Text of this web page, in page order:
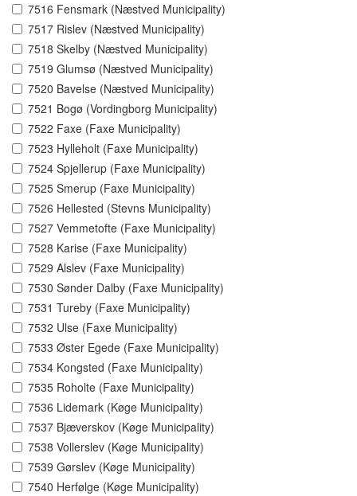
7516 Fensmark (Næstved Municipality)
7517 Rislev (Næstved Municipality)
7518 Skelby (Næstved Municipality)
7519 Glumsø (Næstved Municipality)
7520 Bavelse (Næstved Municipality)
7521 Bogø (Vordingborg Municipality)
7522 Faxe (Faxe Municipality)
7523 Hylleholt (Faxe Municipality)
7524 Spjellerup (Faxe Municipality)
7525 Smerup (Faxe Municipality)
7526 Hellested (Stevns Municipality)
7527 Vemmetofte (Faxe Municipality)
7528 Karise (Faxe Municipality)
7529 Alslev (Faxe Municipality)
7530 Sønder Dalby (Faxe Municipality)
7531 Tureby (Faxe Municipality)
7532 Ulse (Faxe Municipality)
7533 Øster Egede (Faxe Municipality)
7534 Kongsted (Faxe Municipality)
7535 Roholte (Faxe Municipality)
7536 Lidemark (Køge Municipality)
7537 Bjæverskov (Køge Municipality)
7538 Vollerslev (Køge Municipality)
7539 Gørslev (Køge Municipality)
7540 Herfølge (Køge Municipality)